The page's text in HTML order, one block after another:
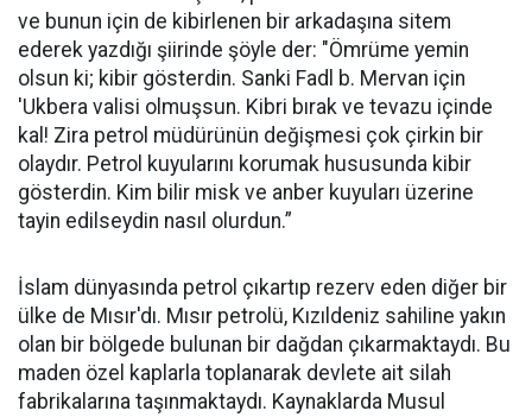
ve bunun için de kibirlenen bir arkadaşına sitem
ederek yazdığı şiirinde şöyle der: "Ömrüme yemin
olsun ki; kibir gösterdin. Sanki Fadl b. Mervan için
'Ukbera valisi olmuşsun. Kibri bırak ve tevazu içinde
kal! Zira petrol müdürünün değişmesi çok çirkin bir
olaydır. Petrol kuyularını korumak hususunda kibir
gösterdin. Kim bilir misk ve anber kuyuları üzerine
tayin edilseydin nasıl olurdun.”
İslam dünyasında petrol çıkartıp rezerv eden diğer bir
ülke de Mısır'dı. Mısır petrolü, Kızıldeniz sahiline yakın
olan bir bölgede bulunan bir dağdan çıkarmaktaydı. Bu
maden özel kaplarla toplanarak devlete ait silah
fabrikalarına taşınmaktaydı. Kaynaklarda Musul